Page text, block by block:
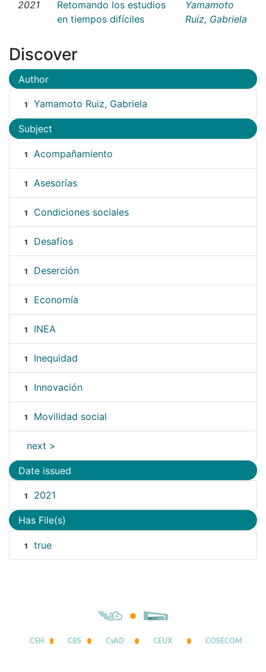
2021
Retomando los estudios
en tiempos difíciles
Yamamoto
Ruiz, Gabriela
Discover
Author
1 Yamamoto Ruiz, Gabriela
Subject
1 Acompañamiento
1 Asesorías
1 Condiciones sociales
1 Desafíos
1 Deserción
1 Economía
1 INEA
1 Inequidad
1 Innovación
1 Movilidad social
next >
Date issued
1 2021
Has File(s)
1 true
CSH CBS CyAD CEUX COSECOM